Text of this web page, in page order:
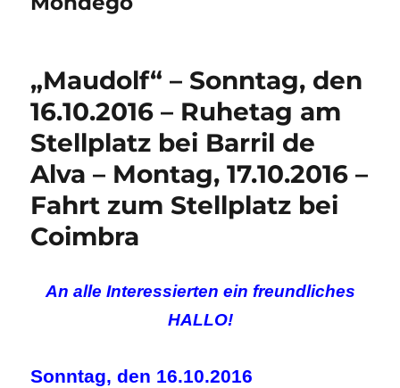
„Maudolf“ – Sonntag, den
16.10.2016 – Ruhetag am
Stellplatz bei Barril de
Alva – Montag, 17.10.2016 –
Fahrt zum Stellplatz bei
Coimbra
An alle Interessierten ein freundliches
HALLO!
Sonntag, den 16.10.2016